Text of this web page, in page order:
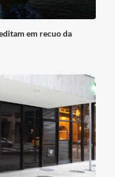
em recuo da